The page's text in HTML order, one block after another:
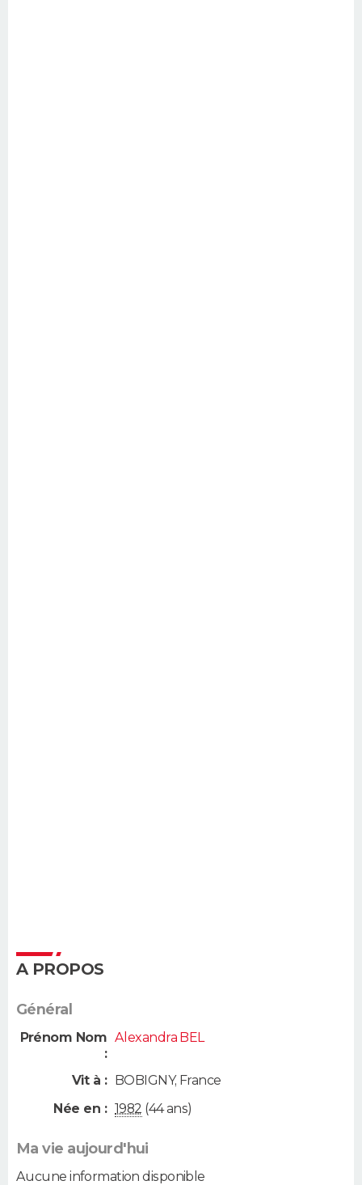
A PROPOS
Général
Prénom Nom
:
Alexandra BEL
Vit à : BOBIGNY, France
Née en : 1982 (44 ans)
Ma vie aujourd'hui
Aucune information disponible